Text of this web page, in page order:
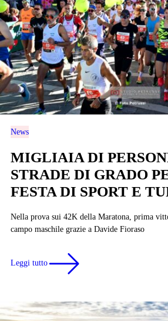
News
MIGLIAIA DI
STRADE DI GRADO
FESTA DI SPORT E
Nella prova sui 42K della Maratona, prima
campo maschile grazie a Davide Fioraso
Leggi tutto